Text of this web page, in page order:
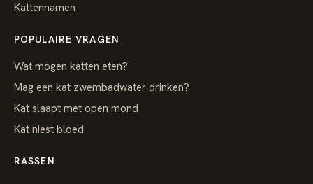
Kattennamen
POPULAIRE VRAGEN
Wat mogen katten eten?
Mag een kat zwembadwater drinken?
Kat slaapt met open mond
Kat niest bloed
RASSEN